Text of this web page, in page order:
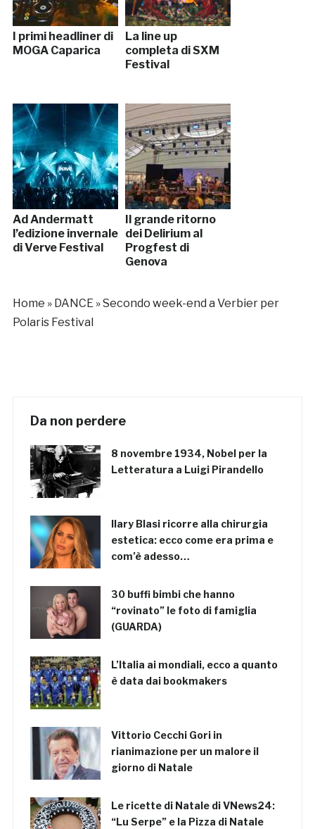
I primi headliner di
MOGA Caparica
La line up
completa di SXM
Festival
Ad Andermatt
l’edizione invernale
di Verve Festival
Il grande ritorno
dei Delirium al
Progfest di
Genova
Home » DANCE»Secondo week-end a Verbier per
Polaris Festival
Da non perdere
8 novembre 1934, Nobel per la
Letteratura a Luigi Pirandello
Ilary Blasi ricorre alla chirurgia
estetica: ecco come era prima e
com’è adesso…
30 buffi bimbi che hanno
“rovinato” le foto di famiglia
(GUARDA)
L’Italia ai mondiali, ecco a quanto
è data dai bookmakers
Vittorio Cecchi Gori in
rianimazione per un malore il
giorno di Natale
Le ricette di Natale di VNews24:
“Lu Serpe” e la Pizza di Natale